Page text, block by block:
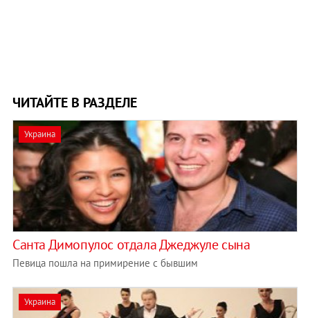
ЧИТАЙТЕ В РАЗДЕЛЕ
Украина
Санта Димопулос отдала Джеджуле сына
Певица пошла на примирение с бывшим
Украина